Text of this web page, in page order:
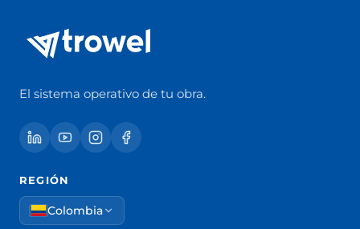
El sistema operativo de tu obra.
REGIÓN
Colombia